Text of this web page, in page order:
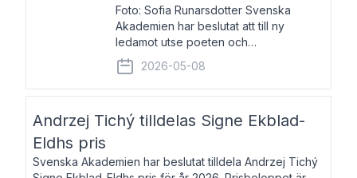
Foto: Sofia Runarsdotter Svenska
Akademien har beslutat att till ny
ledamot utse poeten och
litteraturkritikern Anna Hallberg. Hon
efterträder poeten Tua Forsström på
stol 18 och kommer att ta sitt inträde vid
2026-05-08
Andrzej Tichý tilldelas Signe Ekblad-
Eldhs pris
Svenska Akademien har beslutat tilldela Andrzej Tichý